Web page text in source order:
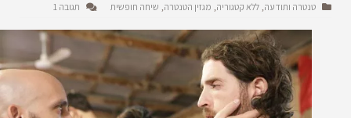
טנטרה ותודעה, ללא קטגוריה, מגזין הטנטרה, שיחה חופשית תגובה 1